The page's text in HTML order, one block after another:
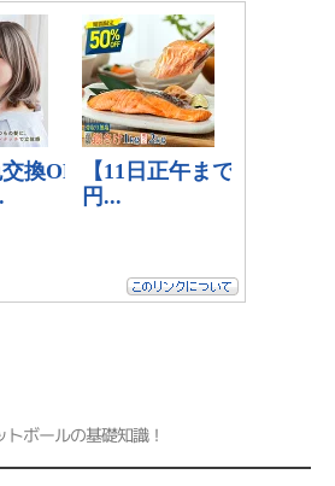
トボールの基礎知識！